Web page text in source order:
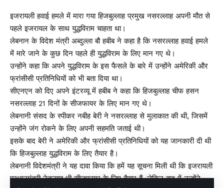
इजरायली हवाई हमले में मारा गया हिजबुल्लाह प्रमुख नसरल्लाह अपनी मौत से
पहले इजरायल के साथ युद्धविराम चाहता था।
लेबनान के विदेश मंत्री अब्दुल्ला बौ हबीब ने कहा है कि नसरल्लाह हवाई हमले
में मारे जाने के कुछ दिन पहले ही युद्धविराम के लिए मान गए थे।
उन्होंने कहा कि अपने युद्धविराम के इस फैसले के बारे में उन्होंने अमेरिकी और
फ्रांसीसी प्रतिनिधियों को भी बता दिया था।
सीएनएन को दिए अपने इंटरव्यू में हबीब ने कहा कि हिजबुल्लाह चीफ हसन
नसरल्लाह 21 दिनों के सीजफायर के लिए मान गए थे।
लेबनानी संसद के स्पीकर नबीह बेरी ने नसरल्लाह से मुलाकात की थी, जिसमें
उन्होंने जंग रोकने के लिए अपनी सहमति जताई थी।
इसके बाद बेरी ने अमेरिकी और फ्रांसीसी प्रतिनिधियों को यह जानकारी दी थी
कि हिजबुल्लाह युद्धविराम के लिए तैयार है।
लेबनानी विदेशमंत्री ने यह दावा किया कि हमें यह सूचना मिली थी कि इजरायली
प्रधानमंत्री नेतन्याहू भी सीजफायर के लिए तैयार हैं, लेकिन बाद में उन्होंने